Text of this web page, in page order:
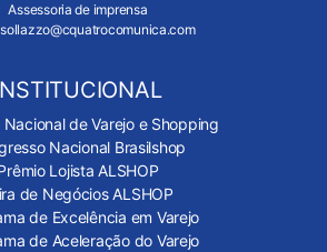
Assessoria de imprensa
Nacional de Varejo e Shopping
Nacional Brasilshop
Lojista ALSHOP
de Negócios ALSHOP
de Excelência em Varejo
de Aceleração do Varejo